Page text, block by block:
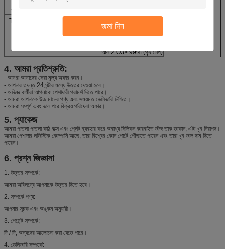
জমা দিন
পাইরেোকন্ডাক্টিভিটি (কেসিএল / এমএইচ ℃)
Thermalexpansivity (× 10-6 / ℃)
এসআইসি> 90%
আল 2 O3> 99% (পৃষ্ঠ লেপ)
4. আমরা প্রতিশ্রুতি:
- আমরা আমাদের সেরা মূল্য অফার করব।
- আপনার তদন্ত 24 ঘন্টার মধ্যে উত্তর দেওয়া হবে।
- অভিজ্ঞ কর্মীরা আপনাকে পেশাদারী পরামর্শ দিতে পারে।
- আমরা আপনাকে উচ্চ মানের পণ্য এবং সময়মত ডেলিভারি নিশ্চিত।
- আমরা সম্পূর্ণ এবং ভাল পরে বিক্রয় পরিষেবা অফার।
5. প্যাকেজ
আমরা পাতলা পাতলা কাঠ বাক্স এবং প্লেট ব্যবহার করে অবাধ্য সিলিকন কারবাইড ভাঁজ তাক তাকান, এটা খুব নিরাপদ।
আমরা পেশাদার লজিস্টিক কোম্পানি আছে, তারা বিশ্বের কোন পোর্টে পৌঁছাতে পারেন এবং তারা খুব ভাল দাম দিতে
পারেন।
6. প্রশ্ন জিজ্ঞাসা
1. উত্তর সম্পর্কে:
আমরা অবিলম্বে আপনাকে উত্তর দিতে হবে।
2. সম্পর্কে পণ্য:
আপনার সূচক এবং অঙ্কন অনুযায়ী।
3. পেমেন্ট সম্পর্কে:
টি / টি, অন্যদের আলোচনা করা যেতে পারে।
4. ডেলিভারি সম্পর্কে: